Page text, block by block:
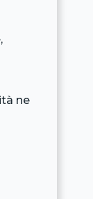
ne